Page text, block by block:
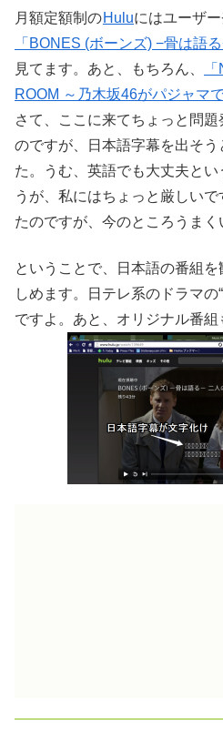
月額定額制のHuluにはユーザー
「BONES (ボーンズ) −骨は語る
見てます。あと、もちろん、
ROOM ～乃木坂46がパジャマ
さて、ここに来てちょっと問
のですが、日本語字幕を出そ
た。うむ、英語でも大丈夫と
うが、私にはちょっと厳しい
たのですが、今のところうまく
ということで、日本語の番組
しめます。日テレ系のドラマの
ですよ。あと、オリジナル番組